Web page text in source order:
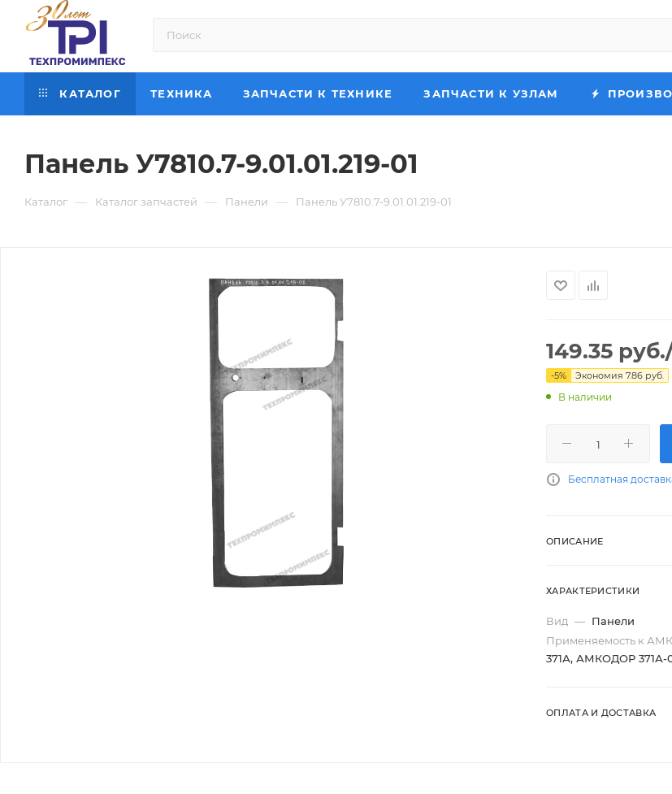
КАТАЛОГ ТЕХНИКА ЗАПЧАСТИ К ТЕХНИКЕ ЗАПЧАСТИ К УЗЛАМ
Панель У7810.7-9.01.01.219-01
Каталог — Каталог запчастей — Панели — Панель У7810.7-9.01.01.219-01
149.35 руб.
-5% Экономия 7.86 руб.
В наличии
Бесплатная
ОПИСАНИЕ
ХАРАКТЕРИСТИКИ
Вид — Панели
Применяемость к
371А, АМКОДОР 371А-
ОПЛАТА И ДОСТАВКА